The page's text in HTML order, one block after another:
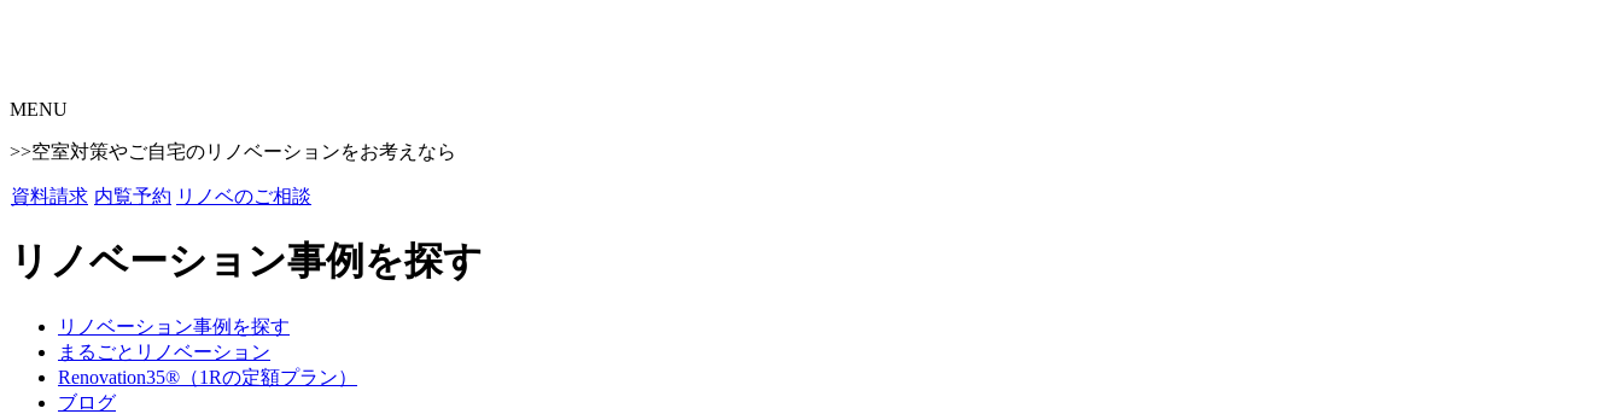
MENU
>>空室対策やご自宅のリノベーションをお考えなら
資料請求 内覧予約 リノベのご相談
リノベーション事例を探す
リノベーション事例を探す
まるごとリノベーション
Renovation35®（1Rの定額プラン）
ブログ